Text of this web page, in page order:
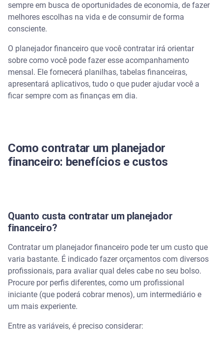
sempre em busca de oportunidades de economia, de fazer
melhores escolhas na vida e de consumir de forma
consciente.
O planejador financeiro que você contratar irá orientar
sobre como você pode fazer esse acompanhamento
mensal. Ele fornecerá planilhas, tabelas financeiras,
apresentará aplicativos, tudo o que puder ajudar você a
ficar sempre com as finanças em dia.
Como contratar um planejador
financeiro: benefícios e custos
Quanto custa contratar um planejador
financeiro?
Contratar um planejador financeiro pode ter um custo que
varia bastante. É indicado fazer orçamentos com diversos
profissionais, para avaliar qual deles cabe no seu bolso.
Procure por perfis diferentes, como um profissional
iniciante (que poderá cobrar menos), um intermediário e
um mais experiente.
Entre as variáveis, é preciso considerar: